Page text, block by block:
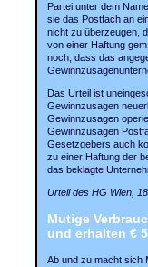
Partei unter dem
sie das Postfach an
nicht zu überzeugen,
von einer Haftung
noch, dass das
Das Urteil ist
Gewinnzusagen
Gewinnzusagen
Gewinnzusagen
Gesetzgebers auch
zu einer Haftung der
das beklagte
Urteil des HG Wien,
Mutige
und erhalten €
Ab und zu macht sich